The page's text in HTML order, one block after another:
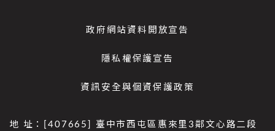
政府網站資料開放宣告
隱私權保護宣告
資訊安全與個資保護政策
地 址：[407665] 臺中市西屯區惠來里3鄰文心路二段